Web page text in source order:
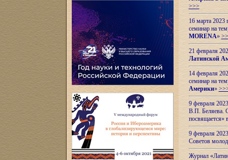
>>>
16 марта 2023
семинар на
MORENA»
21 февраля
Латинской
14 февраля
семинар на
Америки»
9 февраля
В.П. Беляева.
посвящается»
9 февраля
Советов
Журнал